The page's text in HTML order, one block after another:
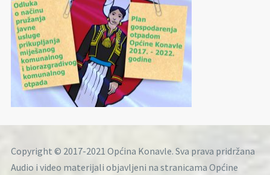
Copyright © 2017-2021 Općina Konavle. Sva prava pridržana
Audio i video materijali objavljeni na stranicama Općine